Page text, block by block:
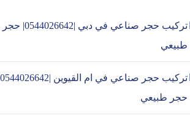
تركيب حجر صناعي في دبي |0544026642| حجر
طبيعي
حجر طبيعي